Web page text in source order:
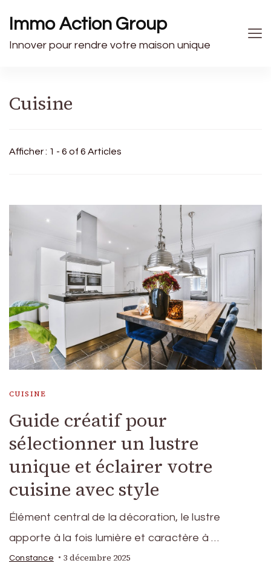
Immo Action Group
Innover pour rendre votre maison unique
Cuisine
Afficher : 1 - 6 of 6 Articles
CUISINE
Guide créatif pour
sélectionner un lustre
unique et éclairer votre
cuisine avec style
Élément central de la décoration, le lustre
apporte à la fois lumière et caractère à …
Constance 3 décembre 2025